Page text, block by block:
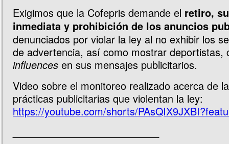
Exigimos que la Cofepris demande el retiro,
inmediata y prohibición de los anuncios
denunciados por violar la ley al no exhibir los
de advertencia, así como mostrar deportistas,
influences en sus mensajes publicitarios.
Video sobre el monitoreo realizado acerca de
prácticas publicitarias que violentan la ley:
https://youtube.com/shorts/